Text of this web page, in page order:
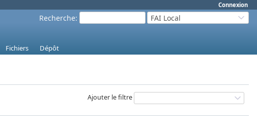
Connexion
Recherche: FAI Local
Fichiers Dépôt
Ajouter le filtre